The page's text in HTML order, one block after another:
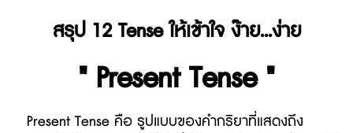
สรุป 12 Tense ให้เข้าใจ ง๊าย...ง่าย
" Present Tense "
Present Tense คือ รูปแบบของคำกริยาที่แสดงถึง